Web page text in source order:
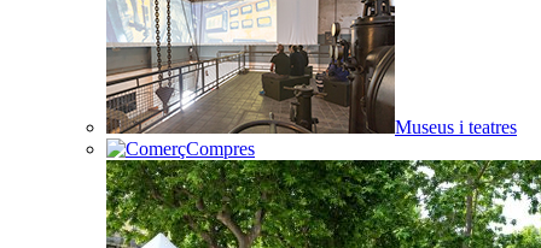
Museus i teatres
Compres